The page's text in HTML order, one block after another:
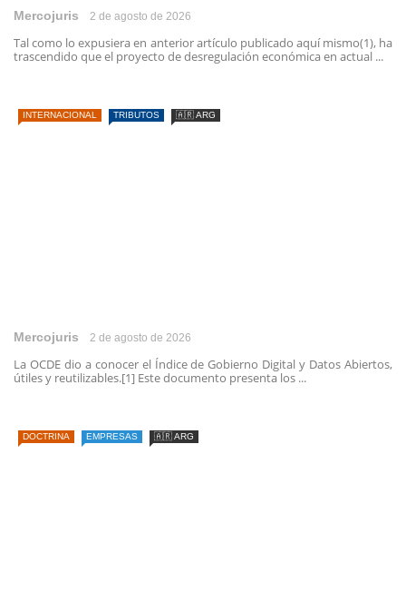
Mercojuris 2 de agosto de 2026
Tal como lo expusiera en anterior artículo publicado aquí mismo(1), ha
trascendido que el proyecto de desregulación económica en actual ...
INTERNACIONAL TRIBUTOS 🇦🇷 ARG
Mercojuris 2 de agosto de 2026
La OCDE dio a conocer el Índice de Gobierno Digital y Datos Abiertos,
útiles y reutilizables.[1] Este documento presenta los ...
DOCTRINA EMPRESAS 🇦🇷 ARG